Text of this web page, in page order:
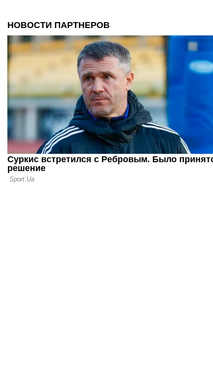
08.06.26 09:40
Малага
к
07.06.26 16:16